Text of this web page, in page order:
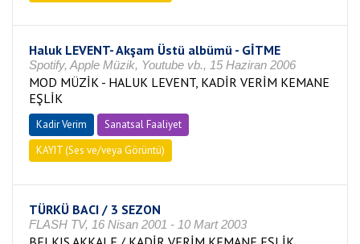
Haluk LEVENT- Akşam Üstü albümü - GİTME
Spotify, Apple Müzik, Youtube vb., 15 Haziran 2006
MOD MÜZİK - HALUK LEVENT, KADİR VERİM KEMANE
EŞLİK
Kadir Verim
Sanatsal Faaliyet
KAYIT (Ses ve/veya Görüntü)
TÜRKÜ BACI / 3 SEZON
FLASH TV, 16 Nisan 2001 - 10 Mart 2003